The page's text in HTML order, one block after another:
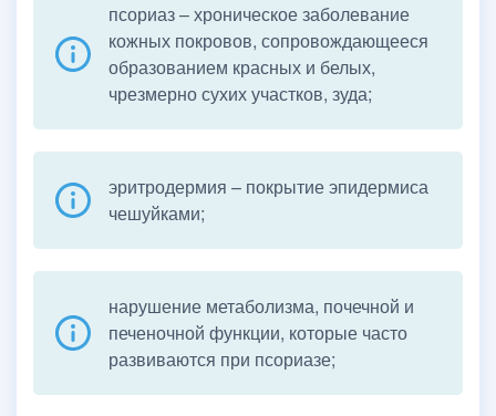
псориаз – хроническое заболевание
кожных покровов, сопровождающееся
образованием красных и белых,
чрезмерно сухих участков, зуда;
эритродермия – покрытие эпидермиса
чешуйками;
нарушение метаболизма, почечной и
печеночной функции, которые часто
развиваются при псориазе;